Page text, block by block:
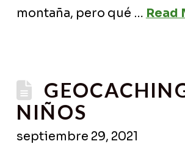
montaña, pero qué … Read
NIÑOS
septiembre 29, 2021